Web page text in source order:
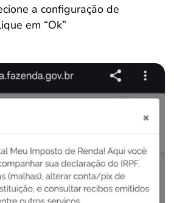
a configuração de
em “Ok”